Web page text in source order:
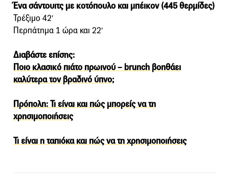
Ένα σάντουιτς με κοτόπουλο και μπέικον (445 θερμίδες)
Τρέξιμο 42′
Περπάτημα 1 ώρα και 22′
Διαβάστε επίσης:
Ποιο κλασικό πιάτο πρωινού – brunch βοηθάει
καλύτερα τον βραδινό ύπνο;
Πρόπολη: Τι είναι και πώς μπορείς να τη
χρησιμοποιήσεις
Τι είναι η ταπιόκα και πώς να τη χρησιμοποιήσεις